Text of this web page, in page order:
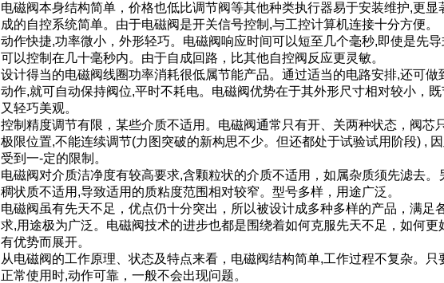
电磁阀本身结构简单，价格也低比调节阀等其他种类执行器易于安装维护,更显
成的自控系统简单。由于电磁阀是开关信号控制,与工控计算机连接十分方便。
动作快捷,功率微小，外形轻巧。电磁阀响应时间可以短至几个毫秒,即使是先
可以控制在几十毫秒内。由于自成回路，比其他自控阀反应更灵敏。
设计得当的电磁阀线圈功率消耗很低属节能产品。通过适当的电路安排,还可做
动作,就可自动保持阀位,平时不耗电。电磁阀优势在于其外形尺寸相对较小，既
又轻巧美观。
控制精度调节有限，某些介质不适用。电磁阀通常只有开、关两种状态，阀芯
极限位置,不能连续调节(力图突破的新构思不少。但还都处于试验试用阶段) ,
受到一-定的限制。
电磁阀对介质洁净度有较高要求,含颗粒状的介质不适用，如属杂质须先滤去。
稠状质不适用,导致适用的质粘度范围相对较窄。型号多样，用途广泛。
电磁阀虽有先天不足，优点仍十分突出，所以被设计成多种多样的产品，满足
求,用途极为广泛。电磁阀技术的进步也都是围绕着如何克服先天不足，如何更
有优势而展开。
从电磁阀的工作原理、状态及特点来看，电磁阀结构简单,工作过程不复杂。只
正常使用时,动作可靠，一般不会出现问题。